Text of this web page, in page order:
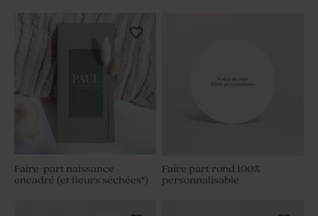
Faire part rond 100%
personnalisable
Faire-part naissance
encadré (et fleurs séchées*)